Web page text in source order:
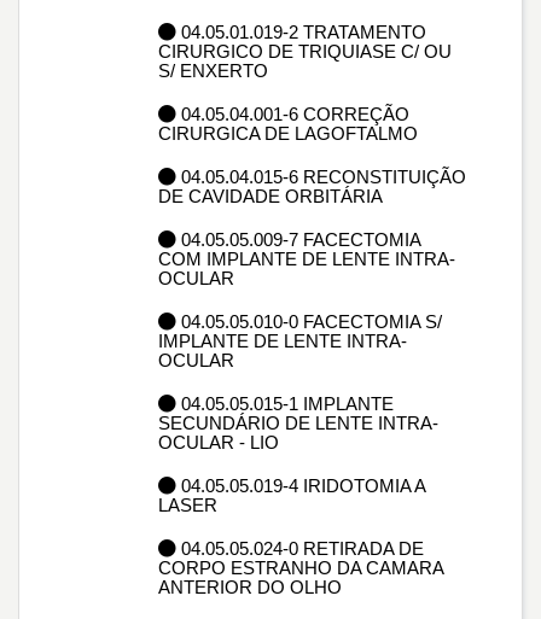
04.05.01.019-2 TRATAMENTO
CIRURGICO DE TRIQUIASE C/ OU
S/ ENXERTO
04.05.04.001-6 CORREÇÃO
CIRURGICA DE LAGOFTALMO
04.05.04.015-6 RECONSTITUIÇÃO
DE CAVIDADE ORBITÁRIA
04.05.05.009-7 FACECTOMIA
COM IMPLANTE DE LENTE INTRA-
OCULAR
04.05.05.010-0 FACECTOMIA S/
IMPLANTE DE LENTE INTRA-
OCULAR
04.05.05.015-1 IMPLANTE
SECUNDÁRIO DE LENTE INTRA-
OCULAR - LIO
04.05.05.019-4 IRIDOTOMIA A
LASER
04.05.05.024-0 RETIRADA DE
CORPO ESTRANHO DA CAMARA
ANTERIOR DO OLHO